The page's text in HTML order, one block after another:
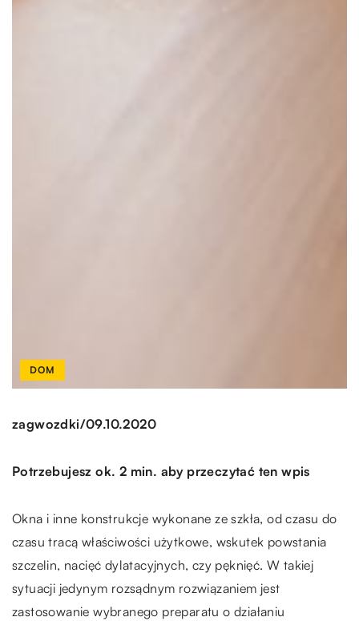
DOM
zagwozdki/09.10.2020
Potrzebujesz ok. 2 min. aby przeczytać ten wpis
Okna i inne konstrukcje wykonane ze szkła, od czasu do
czasu tracą właściwości użytkowe, wskutek powstania
szczelin, nacięć dylatacyjnych, czy pęknięć. W takiej
sytuacji jedynym rozsądnym rozwiązaniem jest
zastosowanie wybranego preparatu o działaniu